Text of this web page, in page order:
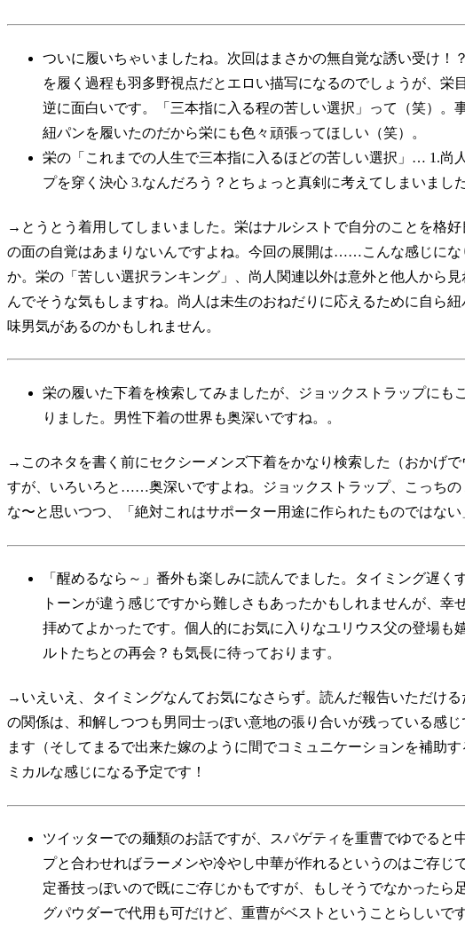
ついに履いちゃいましたね。次回はまさかの無自覚な誘い受け！
を履く過程も羽多野視点だとエロい描写になるのでしょうが、栄
逆に面白いです。「三本指に入る程の苦しい選択」って（笑）。
紐パンを履いたのだから栄にも色々頑張ってほしい（笑）。
栄の「これまでの人生で三本指に入るほどの苦しい選択」… 1.尚
プを穿く決心 3.なんだろう？とちょっと真剣に考えてしまいまし
→とうとう着用してしまいました。栄はナルシストで自分のことを格
の面の自覚はあまりないんですよね。今回の展開は……こんな感じにな
か。栄の「苦しい選択ランキング」、尚人関連以外は意外と他人から
んでそうな気もしますね。尚人は未生のおねだりに応えるために自ら
味男気があるのかもしれません。
栄の履いた下着を検索してみましたが、ジョックストラップにも
りました。男性下着の世界も奥深いですね。。
→このネタを書く前にセクシーメンズ下着をかなり検索した（おかげ
すが、いろいろと……奥深いですよね。ジョックストラップ、こっちの
な〜と思いつつ、「絶対これはサポーター用途に作られたものではない
「醒めるなら～」番外も楽しみに読んでました。タイミング遅く
トーンが違う感じですから難しさもあったかもしれませんが、幸
拝めてよかったです。個人的にお気に入りなユリウス父の登場も
ルトたちとの再会？も気長に待っております。
→いえいえ、タイミングなんてお気になさらず。読んだ報告いただけ
の関係は、和解しつつも男同士っぽい意地の張り合いが残っている感
ます（そしてまるで出来た嫁のように間でコミュニケーションを補助
ミカルな感じになる予定です！
ツイッターでの麺類のお話ですが、スパゲティを重曹でゆでると
プと合わせればラーメンや冷やし中華が作れるというのはご存じ
定番技っぽいので既にご存じかもですが、もしそうでなかったら
グパウダーで代用も可だけど、重曹がベストということらしいです